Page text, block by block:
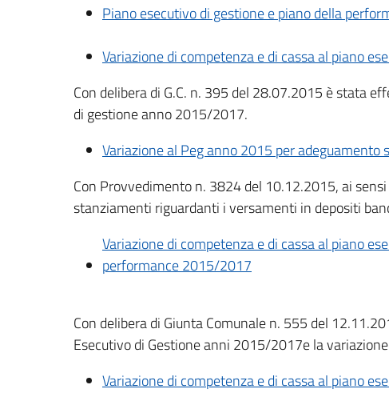
Descrizione completa
Piano esecutivo di gestione e piano della
Variazione di competenza e di cassa al piano
Con delibera di G.C. n. 395 del 28.07.2015 è stata
di gestione anno 2015/2017.
Variazione al Peg anno 2015 per
Con Provvedimento n. 3824 del 10.12.2015, ai
stanziamenti riguardanti i versamenti in depositi
Variazione di competenza e di cassa al piano
performance 2015/2017
Con delibera di Giunta Comunale n. 555 del
Esecutivo di Gestione anni 2015/2017e la
Variazione di competenza e di cassa al piano